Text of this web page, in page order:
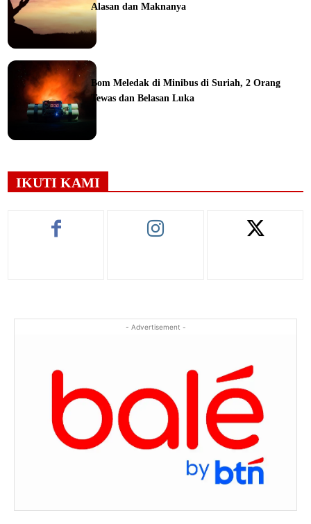
Alasan dan Maknanya
Bom Meledak di Minibus di Suriah, 2 Orang
Tewas dan Belasan Luka
IKUTI KAMI
- Advertisement -